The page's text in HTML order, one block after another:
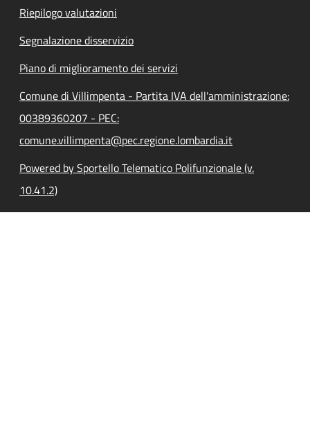
Riepilogo valutazioni
Segnalazione disservizio
Piano di miglioramento dei servizi
Comune di Villimpenta - Partita IVA dell'amministrazione:
00389360207 - PEC:
comune.villimpenta@pec.regione.lombardia.it
Powered by Sportello Telematico Polifunzionale (v.
10.41.2)